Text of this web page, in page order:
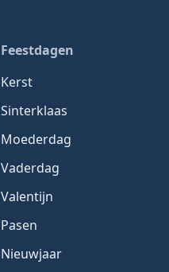
Feestdagen
Kerst
Sinterklaas
Moederdag
Vaderdag
Valentijn
Pasen
Nieuwjaar